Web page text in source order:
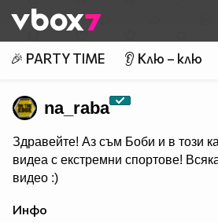
👾
🎉 PARTY TIME 👂 Клю – клю
na_raba
Здравейте! Аз съм Боби и в този
видеа с екстремни спортове!
видео :)
Инфо